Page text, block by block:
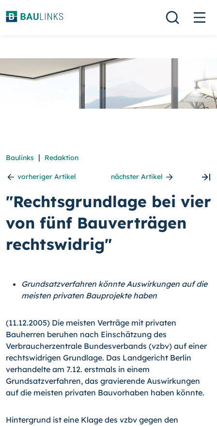
Baulinks | Redaktion
vorheriger Artikel nächster Artikel
"Rechtsgrundlage bei vier
von fünf Bauverträgen
rechtswidrig"
Grundsatzverfahren könnte Auswirkungen auf die
meisten privaten Bauprojekte haben
(11.12.2005) Die meisten Verträge mit privaten
Bauherren beruhen nach Einschätzung des
Verbraucherzentrale Bundesverbands (vzbv) auf einer
rechtswidrigen Grundlage. Das Landgericht Berlin
verhandelte am 7.12. erstmals in einem
Grundsatzverfahren, das gravierende Auswirkungen
auf die meisten privaten Bauvorhaben haben könnte.
Hintergrund ist eine Klage des vzbv gegen den